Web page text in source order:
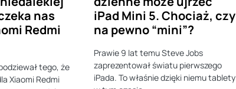
nas
Redmi
tego, że
Xiaomi Redmi
iPad Mini 5. Chociaż, czy
na pewno “mini”?
Prawie 9 lat temu Steve Jobs
zaprezentował światu pierwszego
iPada. To właśnie dzięki niemu tablety